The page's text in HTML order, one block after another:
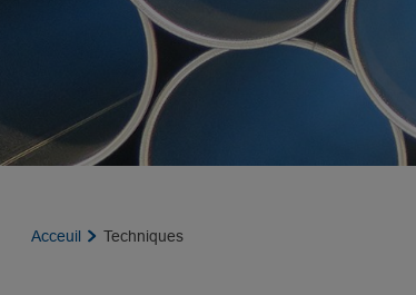
Acceuil Techniques